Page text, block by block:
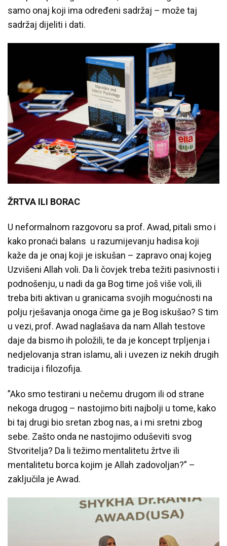
samo onaj koji ima određeni sadržaj – može taj
sadržaj dijeliti i dati.
ŽRTVA ILI BORAC
U neformalnom razgovoru sa prof. Awad, pitali smo i
kako pronaći balans u razumijevanju hadisa koji
kaže da je onaj koji je iskušan – zapravo onaj kojeg
Uzvišeni Allah voli. Da li čovjek treba težiti pasivnosti i
podnošenju, u nadi da ga Bog time još više voli, ili
treba biti aktivan u granicama svojih mogućnosti na
polju rješavanja onoga čime ga je Bog iskušao? S tim
u vezi, prof. Awad naglašava da nam Allah testove
daje da bismo ih položili, te da je koncept trpljenja i
nedjelovanja stran islamu, ali i uvezen iz nekih drugih
tradicija i filozofija.
”Ako smo testirani u nečemu drugom ili od strane
nekoga drugog – nastojimo biti najbolji u tome, kako
bi taj drugi bio sretan zbog nas, a i mi sretni zbog
sebe. Zašto onda ne nastojimo oduševiti svog
Stvoritelja? Da li težimo mentalitetu žrtve ili
mentalitetu borca kojim je Allah zadovoljan?” –
zaključila je Awad.